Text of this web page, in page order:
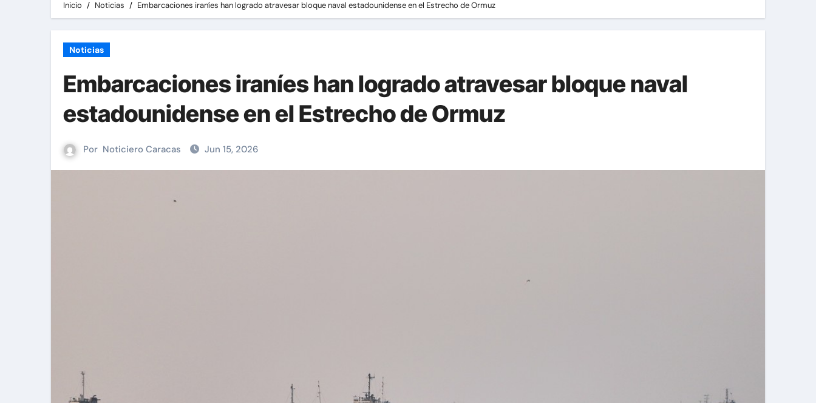
Inicio Noticias Embarcaciones iraníes han logrado atravesar bloque naval estadounidense en el Estrecho de Ormuz
Noticias
Embarcaciones iraníes han logrado atravesar bloque naval
estadounidense en el Estrecho de Ormuz
Por Noticiero Caracas Jun 15, 2026